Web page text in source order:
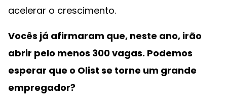
acelerar o crescimento.
Vocês já afirmaram que, neste ano, irão
abrir pelo menos 300 vagas. Podemos
esperar que o Olist se torne um grande
empregador?